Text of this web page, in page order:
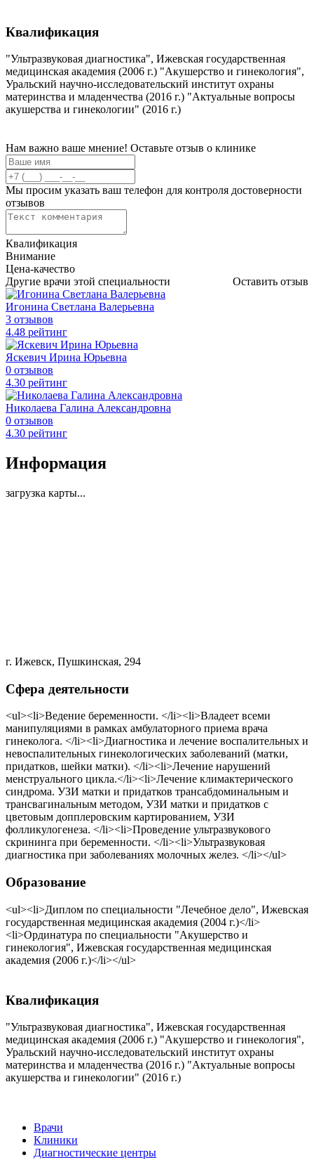
Квалификация
"Ультразвуковая диагностика", Ижевская государственная
медицинская академия (2006 г.) "Акушерство и гинекология",
Уральский научно-исследовательский институт охраны
материнства и младенчества (2016 г.) "Актуальные вопросы
акушерства и гинекологии" (2016 г.)
Нам важно ваше мнение! Оставьте отзыв о клинике
Мы просим указать ваш телефон для контроля достоверности
отзывов
Квалификация
Внимание
Цена-качество
Оставить отзыв
Другие врачи этой специальности
Игонина Светлана Валерьевна
3 отзывов
4.48 рейтинг
Яскевич Ирина Юрьевна
0 отзывов
4.30 рейтинг
Николаева Галина Александровна
0 отзывов
4.30 рейтинг
Информация
загрузка карты...
г. Ижевск, Пушкинская, 294
Сфера деятельности
<ul><li>Ведение беременности. </li><li>Владеет всеми
манипуляциями в рамках амбулаторного приема врача
гинеколога. </li><li>Диагностика и лечение воспалительных и
невоспалительных гинекологических заболеваний (матки,
придатков, шейки матки). </li><li>Лечение нарушений
менструального цикла.</li><li>Лечение климактерического
синдрома. УЗИ матки и придатков трансабдоминальным и
трансвагинальным методом, УЗИ матки и придатков с
цветовым допплеровским картированием, УЗИ
фолликулогенеза. </li><li>Проведение ультразвукового
скрининга при беременности. </li><li>Ультразвуковая
диагностика при заболеваниях молочных желез. </li></ul>
Образование
<ul><li>Диплом по специальности "Лечебное дело", Ижевская
государственная медицинская академия (2004 г.)</li>
<li>Ординатура по специальности "Акушерство и
гинекология", Ижевская государственная медицинская
академия (2006 г.)</li></ul>
Квалификация
"Ультразвуковая диагностика", Ижевская государственная
медицинская академия (2006 г.) "Акушерство и гинекология",
Уральский научно-исследовательский институт охраны
материнства и младенчества (2016 г.) "Актуальные вопросы
акушерства и гинекологии" (2016 г.)
Врачи
Клиники
Диагностические центры